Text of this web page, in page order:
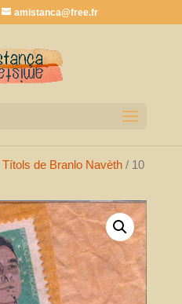
amistanca@free.fr
Títols de Branlo Navèth/ 10